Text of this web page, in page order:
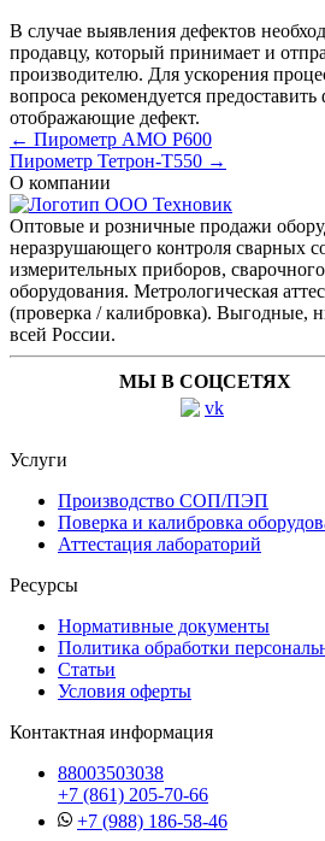
В случае выявления дефектов
продавцу, который принимает и
производителю. Для ускорения
вопроса рекомендуется
отображающие дефект.
← Пирометр AMO P600
Пирометр Тетрон-Т550 →
О компании
Оптовые и розничные продажи
неразрушающего контроля сварных
измерительных приборов,
оборудования. Метрологическая
(проверка / калибровка). Выгодные,
всей России.
МЫ В СОЦСЕТЯХ
Услуги
Производство СОП/ПЭП
Поверка и калибровка
Аттестация лабораторий
Ресурсы
Нормативные документы
Политика обработки
Статьи
Условия оферты
Контактная информация
88003503038
+7 (861) 205-70-66
+7 (988) 186-58-46